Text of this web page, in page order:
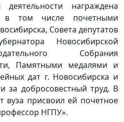
награждена
в том числе почетными
Совета депутатов
Новосибирской
Собрания
Памятными медалями и
дат г. Новосибирска и
за добросовестный труд. В
вуза присвоил ей почетное
НГПУ».